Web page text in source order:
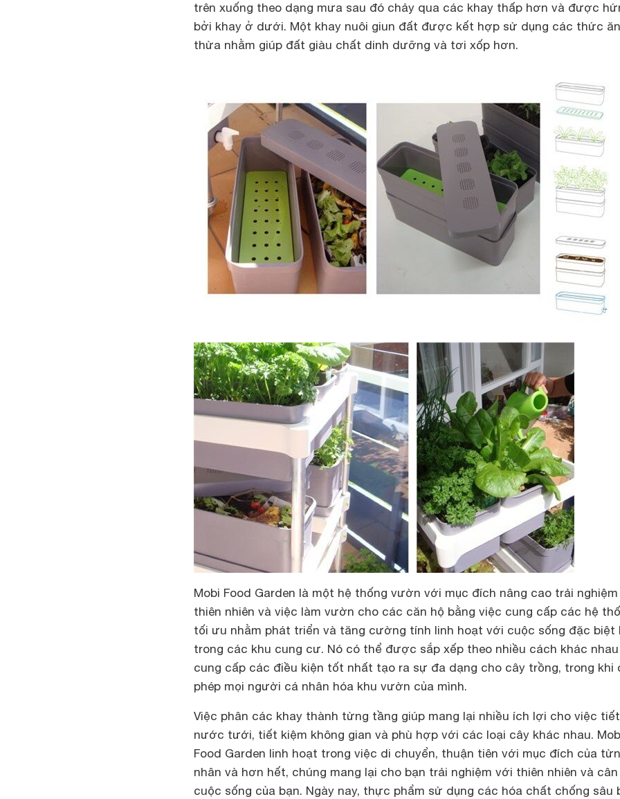
trên xuống theo dạng mưa sau đó chảy qua các khay thấp hơn và được
bởi khay ở dưới. Một khay nuôi giun đất được kết hợp sử dụng các thức ăn
thừa nhằm giúp đất giàu chất dinh dưỡng và tơi xốp hơn.
Mobi Food Garden là một hệ thống vườn với mục đích nâng cao trải
thiên nhiên và việc làm vườn cho các căn hộ bằng việc cung cấp các hệ
tối ưu nhằm phát triển và tăng cường tính linh hoạt với cuộc sống đặc biệt
trong các khu cung cư. Nó có thể được sắp xếp theo nhiều cách khác
cung cấp các điều kiện tốt nhất tạo ra sự đa dạng cho cây trồng, trong khi
phép mọi người cá nhân hóa khu vườn của mình.
Việc phân các khay thành từng tầng giúp mang lại nhiều ích lợi cho việc
nước tưới, tiết kiệm không gian và phù hợp với các loại cây khác nhau.
Food Garden linh hoạt trong việc di chuyển, thuận tiên với mục đích của
nhân và hơn hết, chúng mang lại cho bạn trải nghiệm với thiên nhiên và cân
cuộc sống của bạn. Ngày nay, thực phẩm sử dụng các hóa chất chống sâu